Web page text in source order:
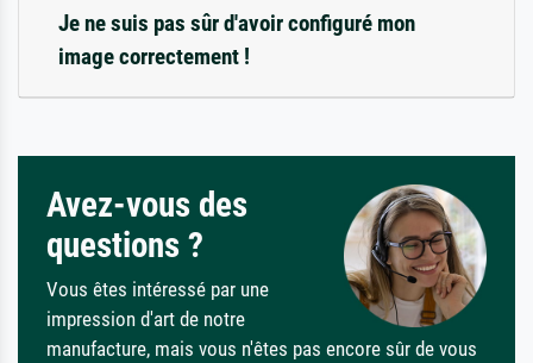
Je ne suis pas sûr d'avoir configuré mon
image correctement !
Avez-vous des
questions ?
Vous êtes intéressé par une
impression d'art de notre
manufacture, mais vous n'êtes pas encore sûr de vous